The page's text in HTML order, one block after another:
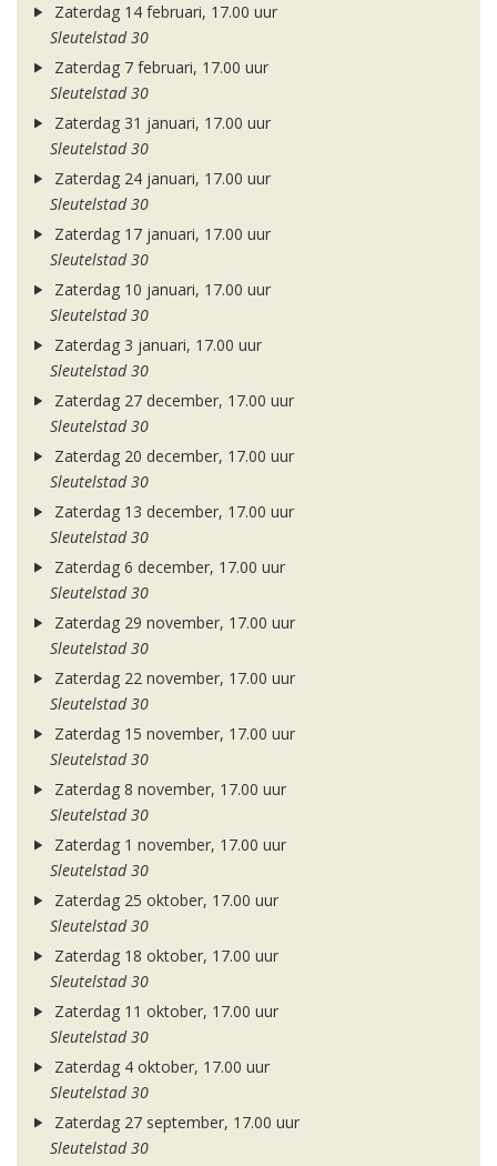
Zaterdag 14 februari, 17.00 uur
Sleutelstad 30
Zaterdag 7 februari, 17.00 uur
Sleutelstad 30
Zaterdag 31 januari, 17.00 uur
Sleutelstad 30
Zaterdag 24 januari, 17.00 uur
Sleutelstad 30
Zaterdag 17 januari, 17.00 uur
Sleutelstad 30
Zaterdag 10 januari, 17.00 uur
Sleutelstad 30
Zaterdag 3 januari, 17.00 uur
Sleutelstad 30
Zaterdag 27 december, 17.00 uur
Sleutelstad 30
Zaterdag 20 december, 17.00 uur
Sleutelstad 30
Zaterdag 13 december, 17.00 uur
Sleutelstad 30
Zaterdag 6 december, 17.00 uur
Sleutelstad 30
Zaterdag 29 november, 17.00 uur
Sleutelstad 30
Zaterdag 22 november, 17.00 uur
Sleutelstad 30
Zaterdag 15 november, 17.00 uur
Sleutelstad 30
Zaterdag 8 november, 17.00 uur
Sleutelstad 30
Zaterdag 1 november, 17.00 uur
Sleutelstad 30
Zaterdag 25 oktober, 17.00 uur
Sleutelstad 30
Zaterdag 18 oktober, 17.00 uur
Sleutelstad 30
Zaterdag 11 oktober, 17.00 uur
Sleutelstad 30
Zaterdag 4 oktober, 17.00 uur
Sleutelstad 30
Zaterdag 27 september, 17.00 uur
Sleutelstad 30